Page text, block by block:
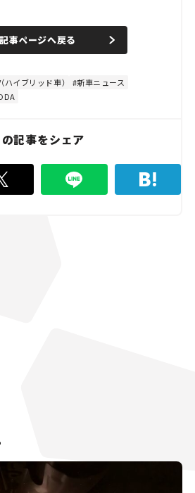
n
e
d
8
記事ページへ戻る
ハイブリッド車）
新車ニュース
の記事をシェア